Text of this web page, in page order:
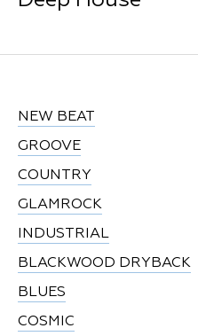
NEW BEAT
GROOVE
COUNTRY
GLAMROCK
INDUSTRIAL
BLACKWOOD DRYBACK
BLUES
COSMIC